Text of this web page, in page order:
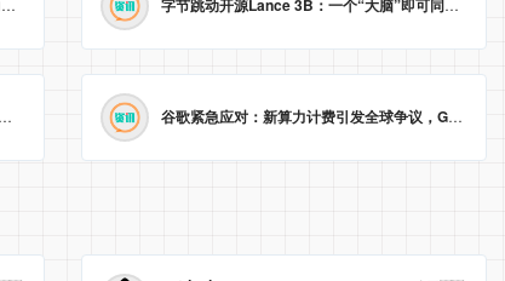
渣打战略裁员近8000人，AI取代低价值人力，业绩新高难掩“冰冷”转型。 2026-05-23 09:22:14 字节跳动开源Lance 3B：一个“大脑”即可同时处理图像理解与生成
美元估值，已秘密递交美国IPO申请。 2026-05-23 09:04:59 谷歌紧急应对：新算力计费引发全球争议，Gemini Pro/Ultra 额度永久提升至3倍！